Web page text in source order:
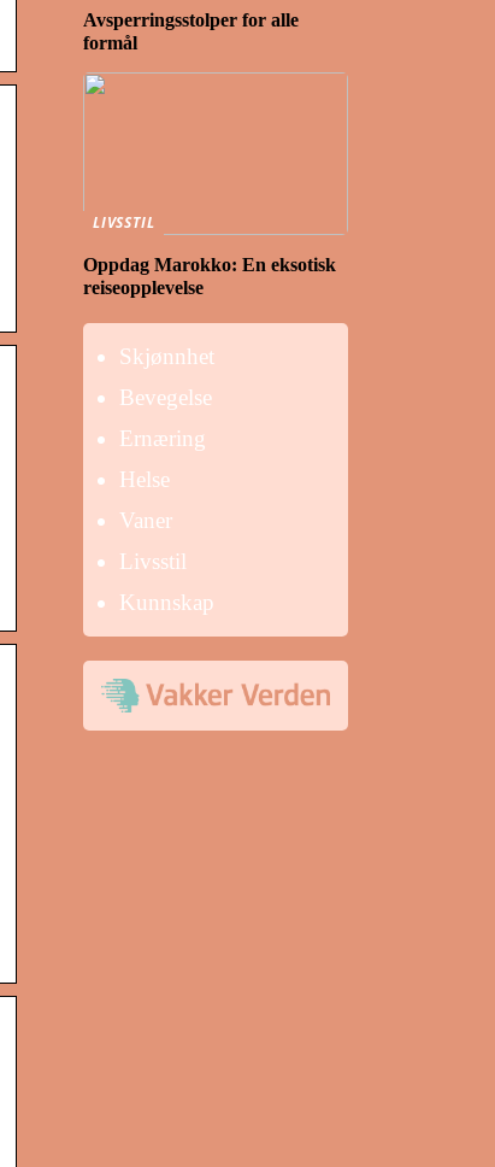
Avsperringsstolper for alle
formål
LIVSSTIL
Oppdag Marokko: En eksotisk
reiseopplevelse
Skjønnhet
Bevegelse
Ernæring
Helse
Vaner
Livsstil
Kunnskap